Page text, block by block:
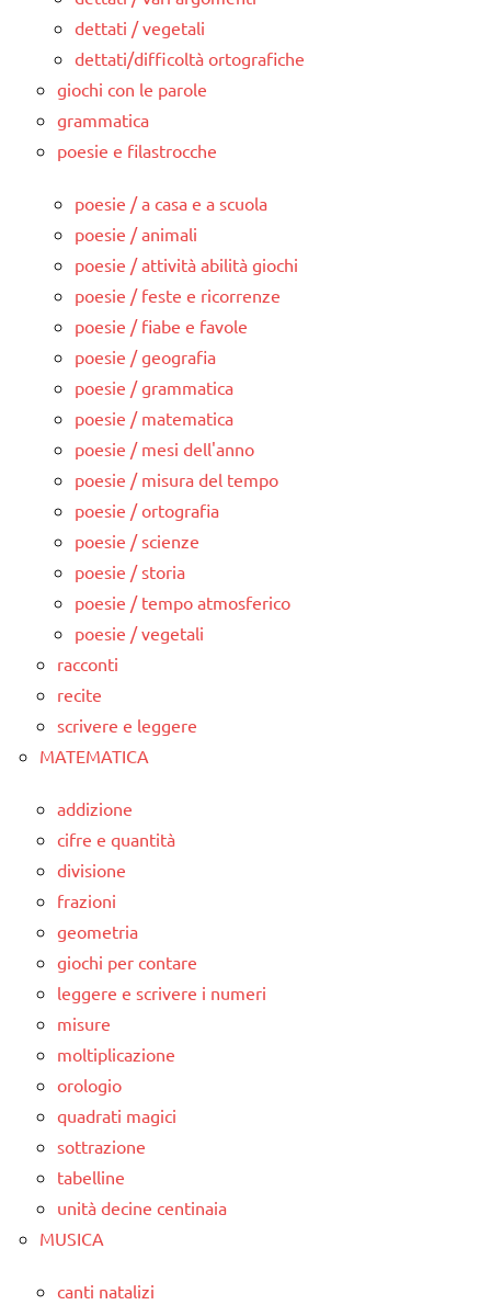
dettati / vegetali
dettati/difficoltà ortografiche
giochi con le parole
grammatica
poesie e filastrocche
poesie / a casa e a scuola
poesie / animali
poesie / attività abilità giochi
poesie / feste e ricorrenze
poesie / fiabe e favole
poesie / geografia
poesie / grammatica
poesie / matematica
poesie / mesi dell'anno
poesie / misura del tempo
poesie / ortografia
poesie / scienze
poesie / storia
poesie / tempo atmosferico
poesie / vegetali
racconti
recite
scrivere e leggere
MATEMATICA
addizione
cifre e quantità
divisione
frazioni
geometria
giochi per contare
leggere e scrivere i numeri
misure
moltiplicazione
orologio
quadrati magici
sottrazione
tabelline
unità decine centinaia
MUSICA
canti natalizi